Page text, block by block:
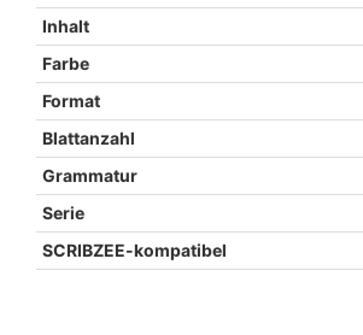
Inhalt
Farbe
Format
Blattanzahl
Grammatur
Serie
SCRIBZEE-kompatibel